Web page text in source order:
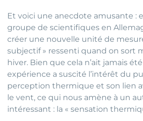
Et voici une anecdote amusante :
groupe de scientifiques en
créer une nouvelle unité de
subjectif » ressenti quand on sort
hiver. Bien que cela n’ait jamais
expérience a suscité l’intérêt du
perception thermique et son lien
le vent, ce qui nous amène à un
intéressant : la « sensation